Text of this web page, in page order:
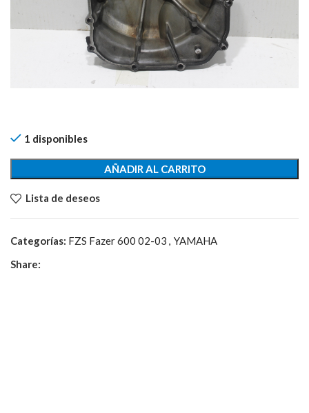
1 disponibles
AÑADIR AL CARRITO
Lista de deseos
Categorías: FZS Fazer 600 02-03 , YAMAHA
Share: